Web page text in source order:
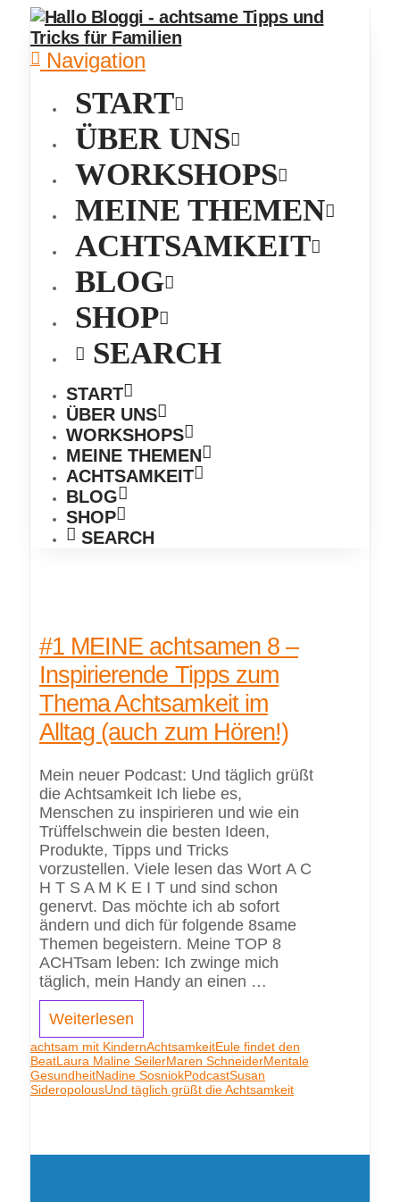
Navigation
START
ÜBER UNS
WORKSHOPS
MEINE THEMEN
ACHTSAMKEIT
BLOG
SHOP
SEARCH
START
ÜBER UNS
WORKSHOPS
MEINE THEMEN
ACHTSAMKEIT
BLOG
SHOP
SEARCH
#1 MEINE achtsamen 8 –
Inspirierende Tipps zum
Thema Achtsamkeit im
Alltag (auch zum Hören!)
Mein neuer Podcast: Und täglich grüßt
die Achtsamkeit Ich liebe es,
Menschen zu inspirieren und wie ein
Trüffelschwein die besten Ideen,
Produkte, Tipps und Tricks
vorzustellen. Viele lesen das Wort A C
H T S A M K E I T und sind schon
genervt. Das möchte ich ab sofort
ändern und dich für folgende 8same
Themen begeistern. Meine TOP 8
ACHTsam leben: Ich zwinge mich
täglich, mein Handy an einen …
Weiterlesen
achtsam mit KindernAchtsamkeitEule findet den
BeatLaura Maline SeilerMaren SchneiderMentale
GesundheitNadine SosniokPodcastSusan
SideropolousUnd täglich grüßt die Achtsamkeit